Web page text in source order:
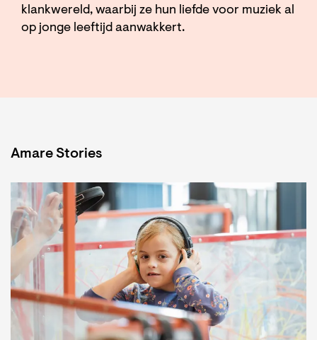
klankwereld, waarbij ze hun liefde voor muziek al
op jonge leeftijd aanwakkert.
Amare Stories